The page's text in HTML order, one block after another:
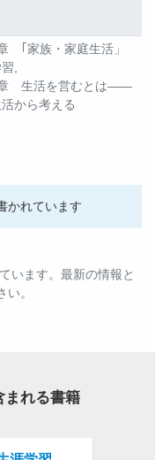
｢家族・家庭生活」
,
生活を営むとは――
から考える
かれています
います。最新の情報と
。
まれる書籍